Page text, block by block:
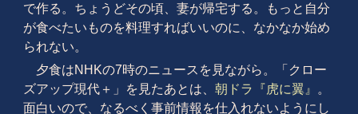
で作る。ちょうどその頃、妻が帰宅する。もっと自分
が食べたいものを料理すればいいのに、なかなか始め
られない。
夕食はNHKの7時のニュースを見ながら。「クロー
ズアップ現代＋」を見たあとは、 朝ドラ『虎に翼』
。
面白いので、なるべく事前情報を仕入れないようにし